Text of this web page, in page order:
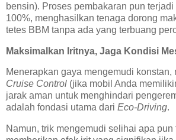
bensin). Proses pembakaran pun
100%, menghasilkan tenaga dorong
tetes BBM tanpa ada yang terbuang
Maksimalkan Iritnya, Jaga Kondisi
Menerapkan gaya mengemudi konstan,
Cruise Control (jika mobil Anda
jarak aman untuk menghindari
adalah fondasi utama dari Eco-Driving.
Namun, trik mengemudi selihai apa pun